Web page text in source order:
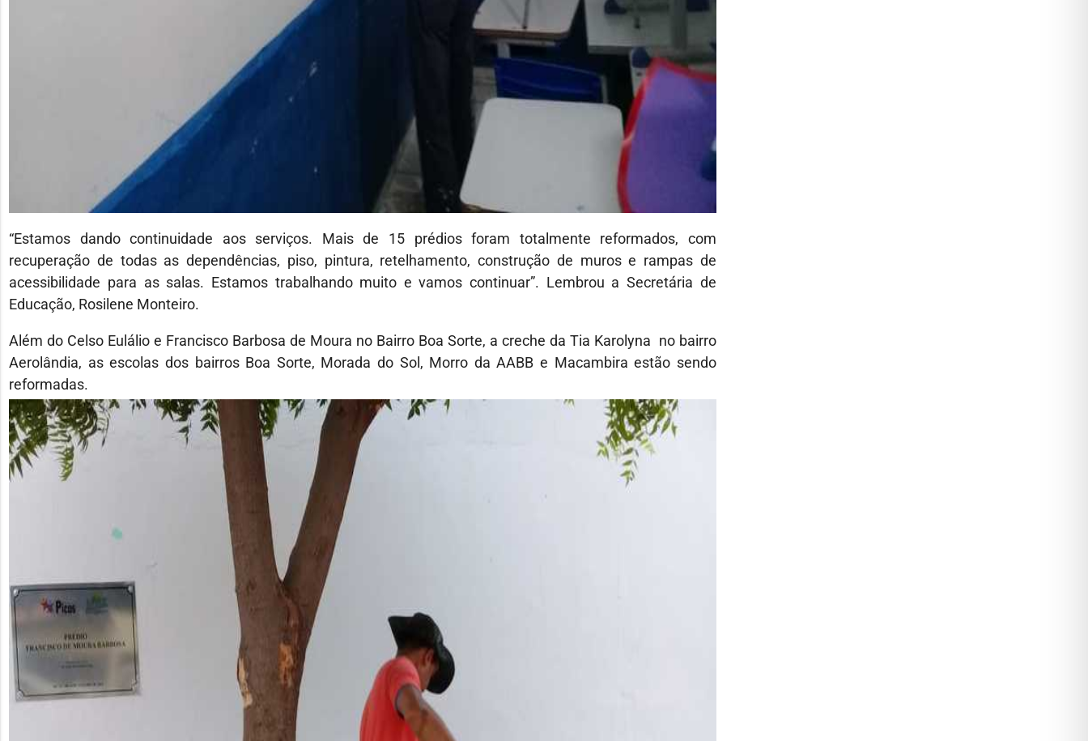
“Estamos dando continuidade aos serviços. Mais de 15 prédios foram totalmente reformados, com
recuperação de todas as dependências, piso, pintura, retelhamento, construção de muros e rampas de
acessibilidade para as salas. Estamos trabalhando muito e vamos continuar”. Lembrou a Secretária de
Educação, Rosilene Monteiro.
Além do Celso Eulálio e Francisco Barbosa de Moura no Bairro Boa Sorte, a creche da Tia Karolyna no bairro
Aerolândia, as escolas dos bairros Boa Sorte, Morada do Sol, Morro da AABB e Macambira estão sendo
reformadas.